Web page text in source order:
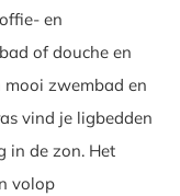
en
of douche en
mooi zwembad en
vind je ligbedden
in de zon. Het
volop